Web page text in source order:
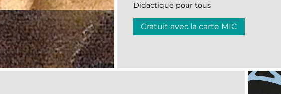
Didactique pour tous
Gratuit avec la carte MIC